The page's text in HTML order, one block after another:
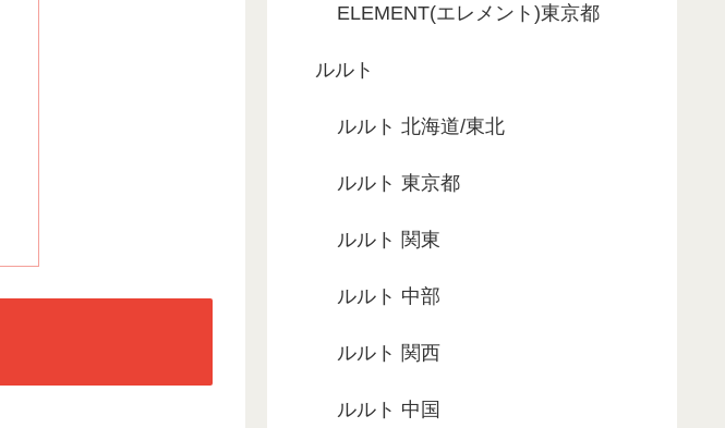
ELEMENT(エレメント)東京都
ルルト
ルルト 北海道/東北
ルルト 東京都
ルルト 関東
ルルト 中部
ルルト 関西
ルルト 中国